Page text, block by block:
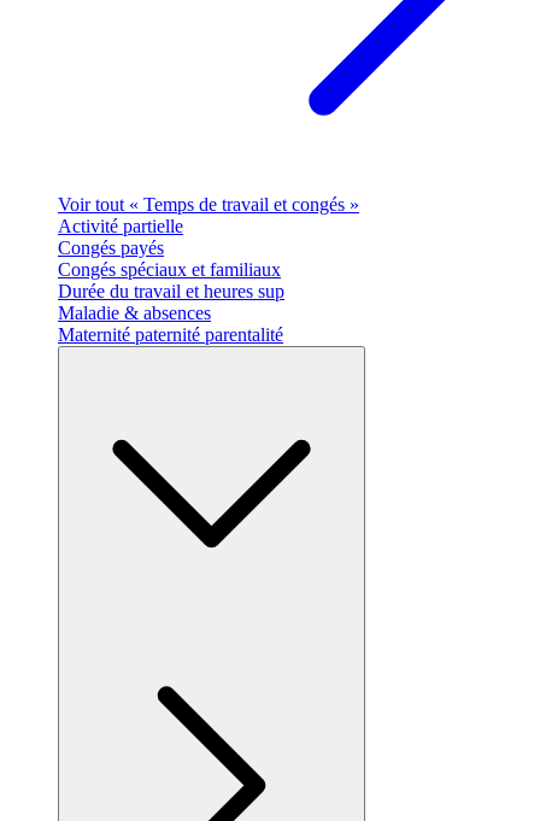
Voir tout « Temps de travail et congés »
Activité partielle
Congés payés
Congés spéciaux et familiaux
Durée du travail et heures sup
Maladie & absences
Maternité paternité parentalité